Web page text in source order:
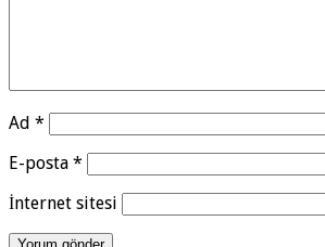
Ad *
E-posta *
İnternet sitesi